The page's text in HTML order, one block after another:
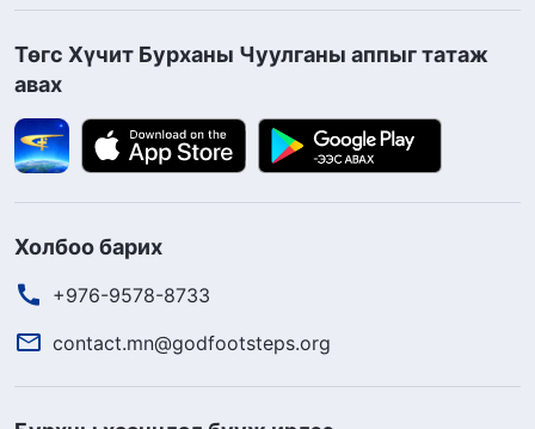
Төгс Хүчит Бурханы Чуулганы аппыг татаж
авах
Холбоо барих
+976-9578-8733
contact.mn@godfootsteps.org